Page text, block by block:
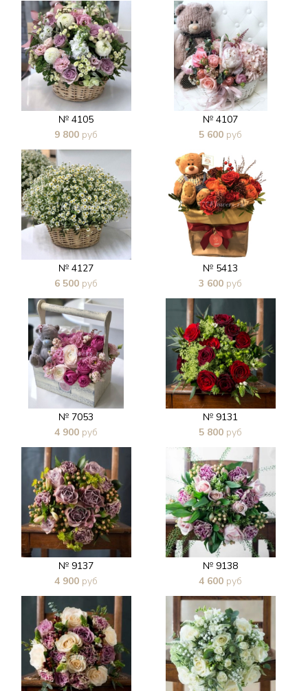
В 1 клик
В 1 клик
№ 4105
9 800 руб
В 1 клик
№ 4107
5 600 руб
В 1 клик
№ 4127
6 500 руб
В 1 клик
№ 5413
3 600 руб
В 1 клик
№ 7053
4 900 руб
В 1 клик
№ 9131
5 800 руб
В 1 клик
№ 9137
4 900 руб
№ 9138
4 600 руб
В 1 клик